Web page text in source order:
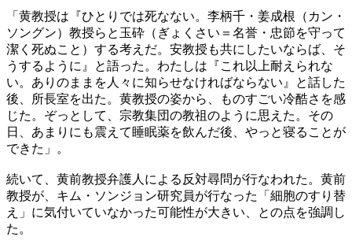
「黄教授は『ひとりでは死なない。李柄千・姜成根（カン・
ソングン）教授らと玉砕（ぎょくさい＝名誉・忠節を守って
潔く死ぬこと）する考えだ。安教授も共にしたいならば、そ
うするように』と語った。わたしは『これ以上耐えられな
い。ありのままを人々に知らせなければならない』と話した
後、所長室を出た。黄教授の姿から、ものすごい冷酷さを感
じた。ぞっとして、宗教集団の教祖のように思えた。その
日、あまりにも震えて睡眠薬を飲んだ後、やっと寝ることが
できた」。
続いて、黄前教授弁護人による反対尋問が行なわれた。黄前
教授が、キム・ソンジョン研究員が行なった「細胞のすり替
え」に気付いていなかった可能性が大きい、との点を強調し
た。